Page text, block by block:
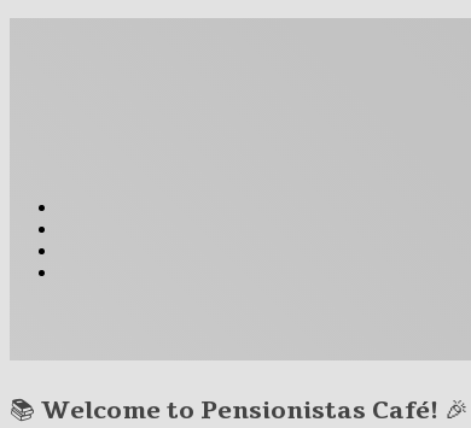
📚 Welcome to Pensionistas Café! 🎉